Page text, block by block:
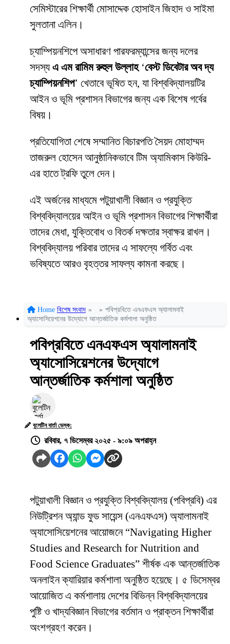
সেমিস্টারের শিক্ষার্থী মোসাদ্দেক হোসাইন জিহাদ ও সাইমা
সুলতানা এলিন।
চ্যাম্পিয়নশিপে অসাধারণ পারফরম্যান্সের জন্য দলের
সদস্য এ এম রামিম রুহুল উল্লাহ‘বেস্ট ডিবেটার অব দ্য
চ্যাম্পিয়নশিপ’ খেতাবে ভূষিত হন, যা বিশ্ববিদ্যালয়টির
আইন ও ভূমি প্রশাসন বিভাগের জন্য এক বিশেষ গর্বের
বিষয়।
প্রতিযোগিতা শেষে সম্মানিত বিচারপতি সৈয়দ মোহাম্মদ
তাজরুল হোসেন আনুষ্ঠানিকভাবে টিম অ্যামিকাস কিউরি-
এর হাতে ট্রফি তুলে দেন।
এই অর্জনের মাধ্যমে পটুয়াখালী বিজ্ঞান ও প্রযুক্তি
বিশ্ববিদ্যালয়ের আইন ও ভূমি প্রশাসন বিভাগের শিক্ষার্থীরা
তাদের মেধা, যুক্তিবোধ ও বিতর্ক দক্ষতার স্বাক্ষর রাখল।
বিশ্ববিদ্যালয় পরিবার তাদের এ সাফল্যে গর্বিত এবং
ভবিষ্যতে আরও বৃহত্তর সাফল্য কামনা করছে।
Home বিশেষ সংবাদ » » পবিপ্রবিতে এনএফএস অ্যালামনাই
অ্যাসোসিয়েশনের উদ্যোগে আন্তর্জাতিক কর্মশালা অনুষ্ঠিত
পবিপ্রবিতে এনএফএস অ্যালামনাই
অ্যাসোসিয়েশনের উদ্যোগে
আন্তর্জাতিক কর্মশালা অনুষ্ঠিত
বুলেটিন বার্তা ডেস্ক:
রবিবার, ৭ ডিসেম্বর ২০২৫ - ৯:০৯ অপরাহ্ন
পটুয়াখালী বিজ্ঞান ও প্রযুক্তি বিশ্ববিদ্যালয় (পবিপ্রবি) এর
নিউট্রিশন অ্যান্ড ফুড সায়েন্স (এনএফএস) অ্যালামনাই
অ্যাসোসিয়েশনের আয়োজনে “Navigating Higher
Studies and Research for Nutrition and
Food Science Graduates” শীর্ষক এক আন্তর্জাতিক
অনলাইন ক্যারিয়ার কর্মশালা অনুষ্ঠিত হয়েছে। ৫ ডিসেম্বর
আয়োজিত এ কর্মশালায় দেশের বিভিন্ন বিশ্ববিদ্যালয়ের
পুষ্টি ও খাদ্যবিজ্ঞান বিভাগের বর্তমান ও প্রাক্তন শিক্ষার্থীরা
অংশগ্রহণ করেন।